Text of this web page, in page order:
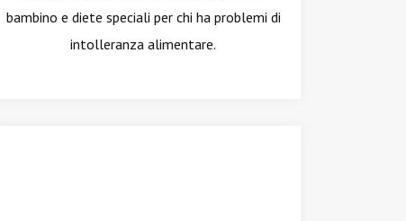
bambino e diete speciali per chi ha problemi di
intolleranza alimentare.